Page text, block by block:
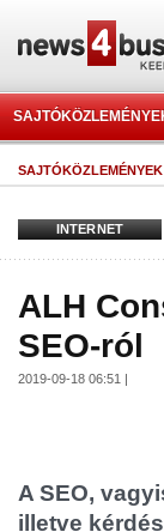
SAJTÓKÖZLEMÉNYEK
INTERNET
ALH
SEO-ról
2019-09-18 06:51 |
A SEO,
illetve